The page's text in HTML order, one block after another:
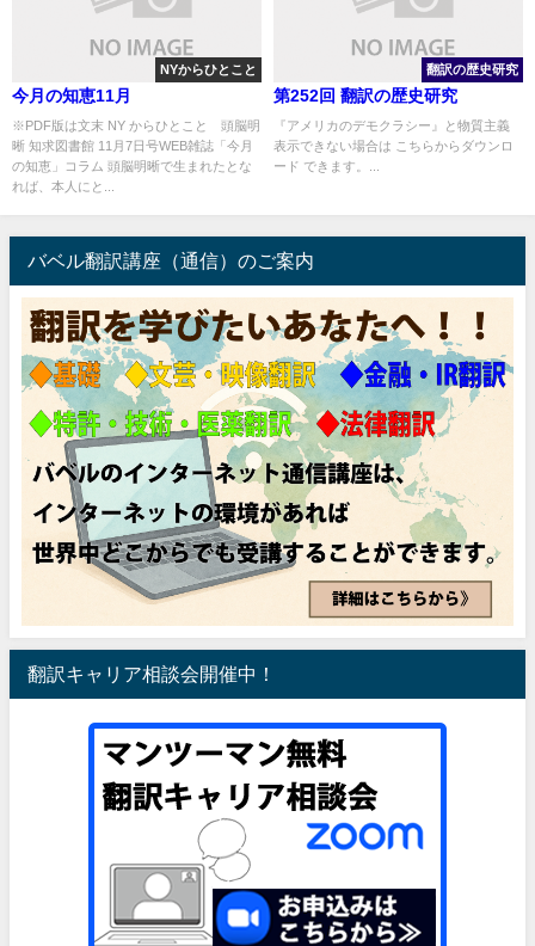
NYからひとこと
今月の知恵11月
※PDF版は文末 NY からひとこと 頭脳明
晰 知求図書館 11月7日号WEB雑誌「今月
の知恵」コラム 頭脳明晰で生まれたとな
れば、本人にと...
翻訳の歴史研究
第252回 翻訳の歴史研究
『アメリカのデモクラシー』と物質主義
表示できない場合は こちらからダウンロ
ード できます。...
バベル翻訳講座（通信）のご案内
翻訳キャリア相談会開催中！